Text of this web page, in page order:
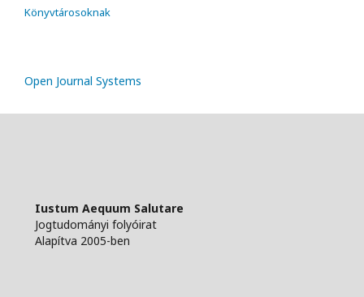
Könyvtárosoknak
Open Journal Systems
Iustum Aequum Salutare
Jogtudományi folyóirat
Alapítva 2005-ben